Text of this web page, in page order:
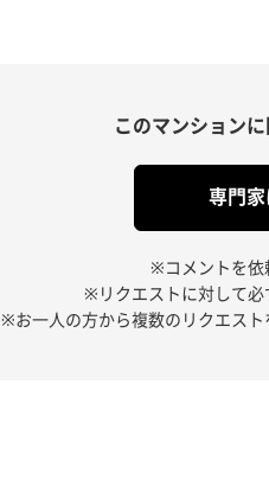
このマンション
専門
※コメントを依
※リクエストに対して必
※お一人の方から複数のリクエス